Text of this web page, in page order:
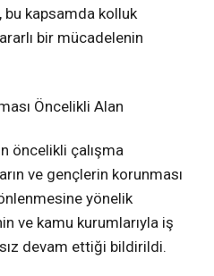
kapsamda kolluk
bir mücadelenin
Öncelikli Alan
öncelikli çalışma
ve gençlerin korunması
yönelik
ve kamu kurumlarıyla iş
devam ettiği bildirildi.